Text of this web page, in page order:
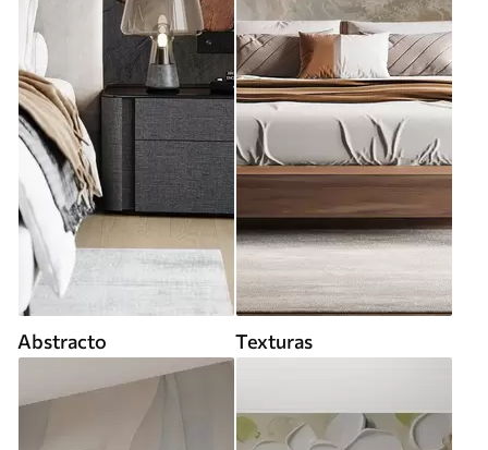
Abstracto Texturas